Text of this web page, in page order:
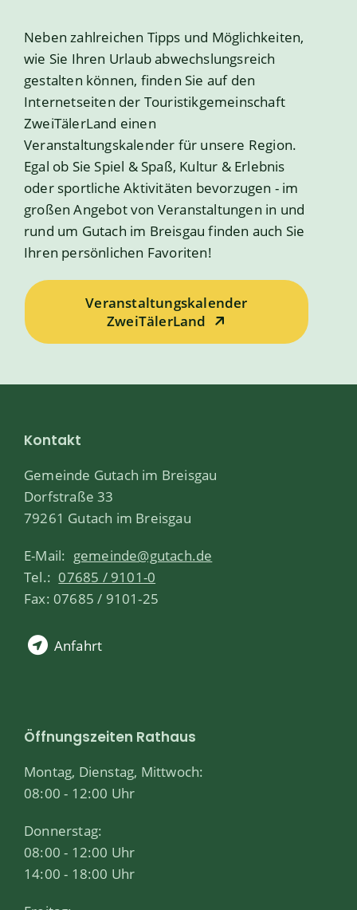
Neben zahlreichen Tipps und Möglichkeiten,
wie Sie Ihren Urlaub abwechslungsreich
gestalten können, finden Sie auf den
Internetseiten der Touristikgemeinschaft
ZweiTälerLand einen
Veranstaltungskalender für unsere Region.
Egal ob Sie Spiel & Spaß, Kultur & Erlebnis
oder sportliche Aktivitäten bevorzugen - im
großen Angebot von Veranstaltungen in und
rund um Gutach im Breisgau finden auch Sie
Ihren persönlichen Favoriten!
Veranstaltungskalender
ZweiTälerLand
Kontakt
Gemeinde Gutach im Breisgau
Dorfstraße 33
79261 Gutach im Breisgau
E-Mail: gemeinde@gutach.de
Tel.: 07685 / 9101-0
Fax: 07685 / 9101-25
Anfahrt
Öffnungszeiten Rathaus
Montag, Dienstag, Mittwoch:
08:00 - 12:00 Uhr
Donnerstag:
08:00 - 12:00 Uhr
14:00 - 18:00 Uhr